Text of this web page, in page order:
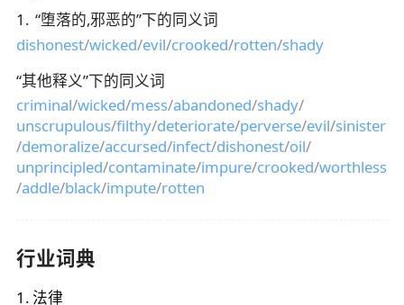
1 . “堕落的,邪恶的”下的同义词
dishonest/wicked/evil/crooked/rotten/shady
“其他释义”下的同义词
criminal/wicked/mess/abandoned/shady/
unscrupulous/filthy/deteriorate/perverse/evil/sinister
/demoralize/accursed/infect/dishonest/oil/
unprincipled/contaminate/impure/crooked/worthless
/addle/black/impute/rotten
行业词典
1 . 法律